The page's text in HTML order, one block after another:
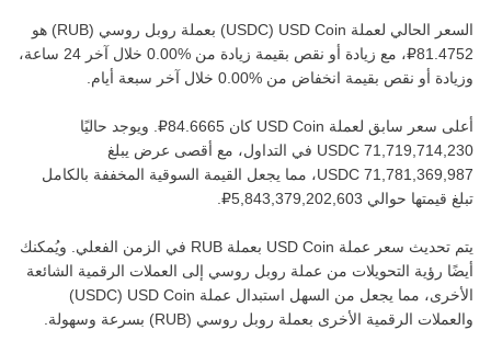
السعر الحالي لعملة ‏ USD Coin
(‏
USDC) بعملة ‏ روبل روسي (‏
RUB) هو
، مع زيادة أو نقص بقيمة ‏ زيادة من ‏
خلال آخر 24 ساعة،
وزيادة أو نقص بقيمة ‏ انخفاض من ‏ خلال آخر سبعة أيام.
أعلى سعر سابق لعملة ‏ USD Coin كان ‏
. ويوجد حاليًا
في التداول، مع أقصى عرض يبلغ
، مما يجعل القيمة السوقية المخففة بالكامل
تبلغ قيمتها حوالي ‏
يتم تحديث سعر عملة ‏ USD Coin بعملة ‏ RUB في الزمن الفعلي. ويُمكنك
أيضًا رؤية التحويلات من عملة ‏ روبل روسي إلى العملات الرقمية الشائعة
الأخرى، مما يجعل من السهل استبدال عملة ‏ USD Coin
(‏
USDC
)
والعملات الرقمية الأخرى بعملة ‏ روبل روسي (‏
RUB) بسرعة وسهولة.